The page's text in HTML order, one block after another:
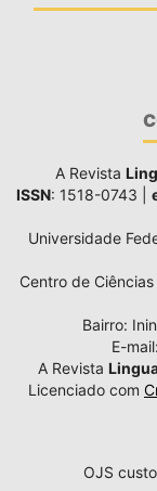
A Revista
ISSN: 1518-0743 |
Universidade
Centro de
Bairro:
E-mail:
A Revista
Licenciado com
OJS